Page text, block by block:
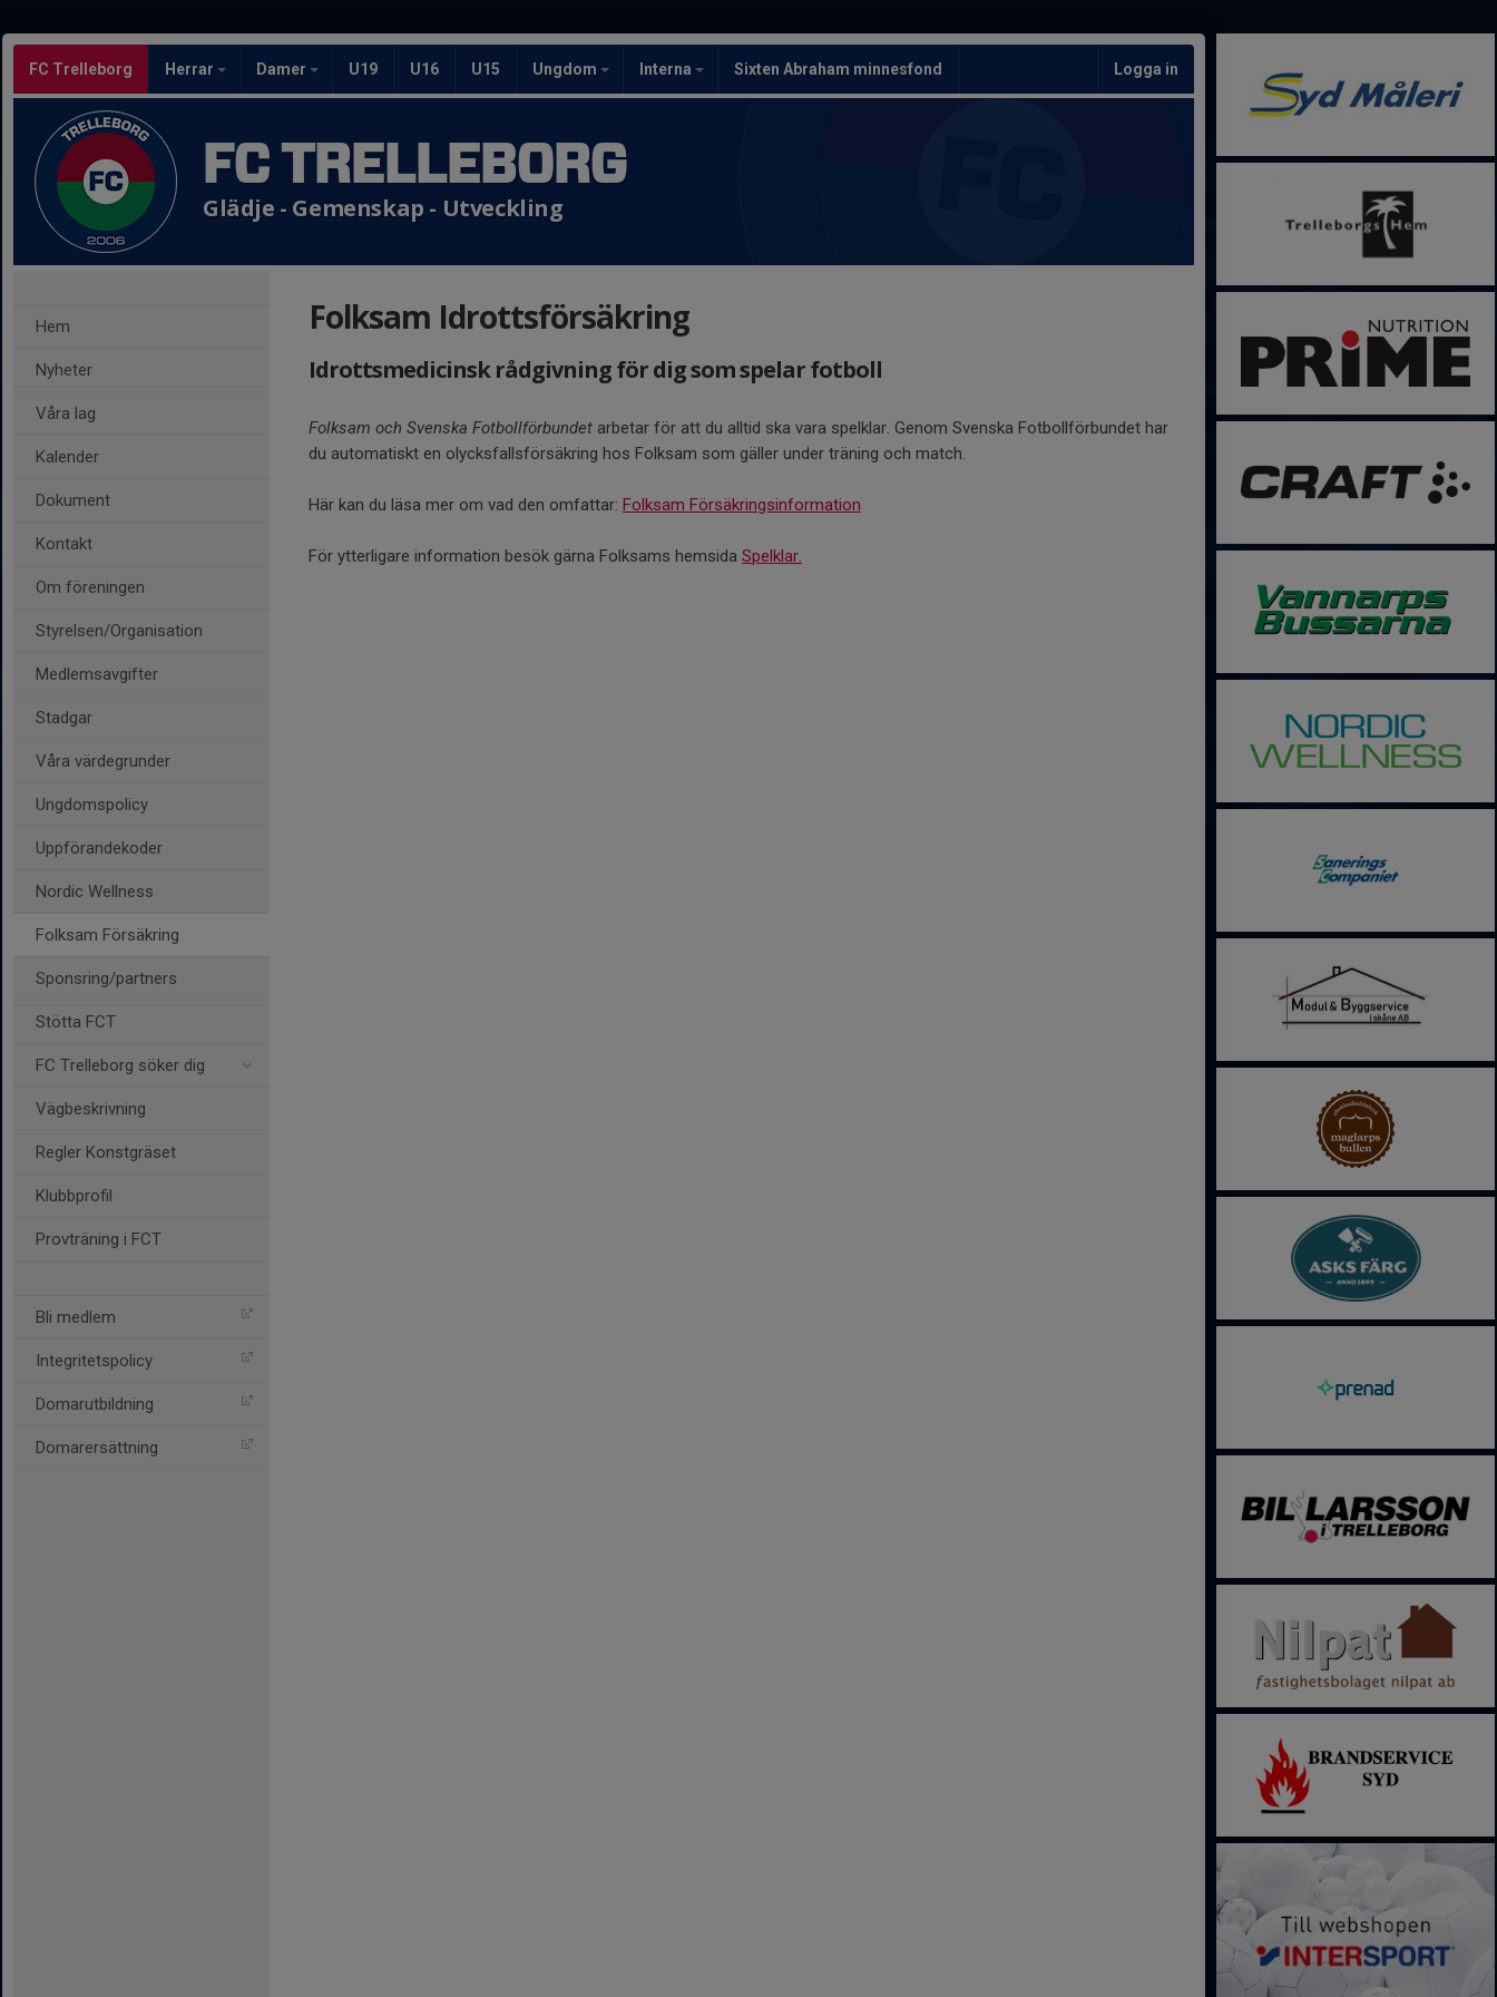
FC Trelleborg Herrar Damer U19 U16 U15 Ungdom Interna Sixten Abraham minnesfond Logga in
FC TRELLEBORG
Glädje - Gemenskap - Utveckling
Hem
Nyheter
Våra lag
Kalender
Dokument
Kontakt
Om föreningen
Styrelsen/Organisation
Medlemsavgifter
Stadgar
Våra värdegrunder
Ungdomspolicy
Uppförandekoder
Nordic Wellness
Folksam Försäkring
Sponsring/partners
Stötta FCT
FC Trelleborg söker dig
Vägbeskrivning
Regler Konstgräset
Klubbprofil
Provträning i FCT
Bli medlem
Integritetspolicy
Domarutbildning
Domarersättning
Folksam Idrottsförsäkring
Idrottsmedicinsk rådgivning för dig som spelar fotboll
Folksam och Svenska Fotbollförbundet arbetar för att du alltid ska vara spelklar. Genom Svenska Fotbollförbundet har
du automatiskt en olycksfallsförsäkring hos Folksam som gäller under träning och match.
Här kan du läsa mer om vad den omfattar: Folksam Försäkringsinformation
För ytterligare information besök gärna Folksams hemsida Spelklar.